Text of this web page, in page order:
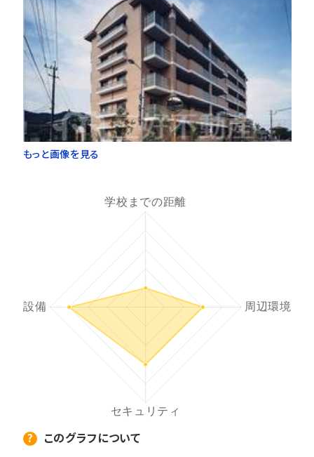
もっと画像を見る
このグラフについて